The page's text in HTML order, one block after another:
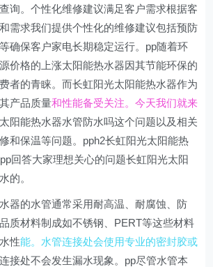
询。个性化维修建议满足客户需求根据客
需求我们提供个性化的维修建议包括预防
确保客户家电长期稳定运行。pp随着环
价格的上涨太阳能热水器因其节能环保的
者的青睐。而长虹阳光太阳能热水器作为
产品质量和性能备受关注。今天我们就来
阳能热水器水管防水吗这个问题以及相关
和保温等问题。pph2长虹阳光太阳能热
回答大家理想关心的问题长虹阳光太阳
的。
器的水管通常采用耐高温、耐腐蚀、防
质材料制成如不锈钢、PERT等这些材料
性能。水管连接处会使用专业的密封胶或
接处不会发生漏水现象。pp尽管水管本